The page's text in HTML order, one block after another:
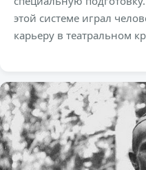
этой системе играл
карьеру в театральном